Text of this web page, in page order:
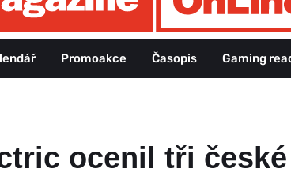
Promoakce Časopis Gaming
ocenil tři